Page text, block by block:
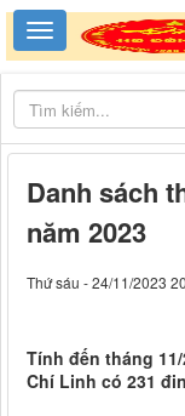
Danh sách
năm 2023
Thứ sáu - 24/11/2023
Tính đến tháng
Chí Linh có 231